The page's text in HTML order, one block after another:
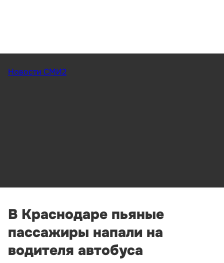
Новости СМИ2
В Краснодаре пьяные
пассажиры напали на
водителя автобуса